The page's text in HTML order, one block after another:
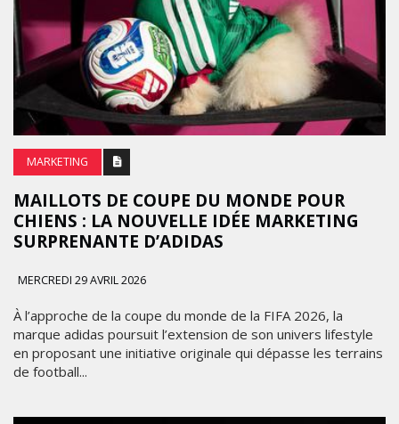
Le marketing traditionnel semble avoir trouvé ses limites
pour les géants du streaming. Cette semaine, au cœur de la
démesure de New York, l&#39;actrice oscarisée Charlize
Theron a littéralement...